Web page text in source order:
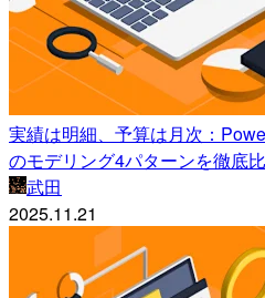
実績は明細、予算は月次：
のモデリング4パターンを徹底
武田
2025.11.21